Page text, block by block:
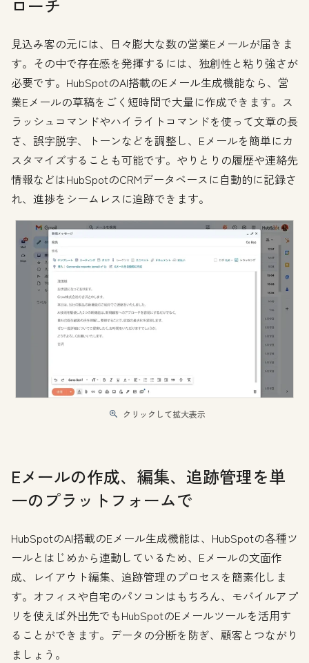
ローチ
見込み客の元には、日々膨大な数の営業Eメールが届きま
す。その中で存在感を発揮するには、独創性と粘り強さが
必要です。HubSpotのAI搭載のEメール生成機能なら、営
業Eメールの草稿をごく短時間で大量に作成できます。ス
ラッシュコマンドやハイライトコマンドを使って文章の長
さ、誤字脱字、トーンなどを調整し、Eメールを簡単にカ
スタマイズすることも可能です。やりとりの履歴や連絡先
情報などはHubSpotのCRMデータベースに自動的に記録さ
れ、進捗をシームレスに追跡できます。
クリックして拡大表示
Eメールの作成、編集、追跡管理を単
一のプラットフォームで
HubSpotのAI搭載のEメール生成機能は、HubSpotの各種ツ
ールとはじめから連動しているため、Eメールの文面作
成、レイアウト編集、追跡管理のプロセスを簡素化しま
す。オフィスや自宅のパソコンはもちろん、モバイルアプ
リを使えば外出先でもHubSpotのEメールツールを活用す
ることができます。データの分断を防ぎ、顧客とつながり
ましょう。